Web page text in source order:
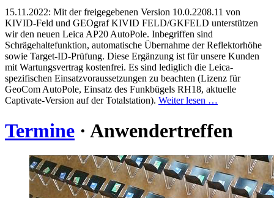
15.11.2022: Mit der freigegebenen Version 10.0.2208.11 von
KIVID-Feld und GEOgraf KIVID FELD/GKFELD unterstützen
wir den neuen Leica AP20 AutoPole. Inbegriffen sind
Schrägehaltefunktion, automatische Übernahme der Reflektorhöhe
sowie Target-ID-Prüfung. Diese Ergänzung ist für unsere Kunden
mit Wartungsvertrag kostenfrei. Es sind lediglich die Leica-
spezifischen Einsatzvoraussetzungen zu beachten (Lizenz für
GeoCom AutoPole, Einsatz des Funkbügels RH18, aktuelle
Captivate-Version auf der Totalstation). Weiter lesen …
Termine · Anwender­treffen